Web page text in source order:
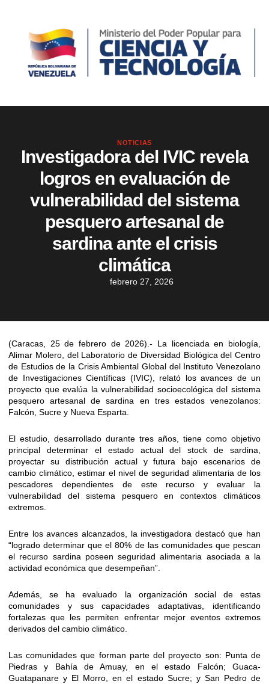
NOTICIAS
Investigadora del IVIC revela
logros en evaluación de
vulnerabilidad del sistema
pesquero artesanal de
sardina ante el crisis
climática
febrero 27, 2026
(Caracas, 25 de febrero de 2026).- La licenciada en biología,
Alimar Molero, del Laboratorio de Diversidad Biológica del Centro
de Estudios de la Crisis Ambiental Global del Instituto Venezolano
de Investigaciones Científicas (IVIC), relató los avances de un
proyecto que evalúa la vulnerabilidad socioecológica del sistema
pesquero artesanal de sardina en tres estados venezolanos:
Falcón, Sucre y Nueva Esparta.
El estudio, desarrollado durante tres años, tiene como objetivo
principal determinar el estado actual del stock de sardina,
proyectar su distribución actual y futura bajo escenarios de
cambio climático, estimar el nivel de seguridad alimentaria de los
pescadores dependientes de este recurso y evaluar la
vulnerabilidad del sistema pesquero en contextos climáticos
extremos.
Entre los avances alcanzados, la investigadora destacó que han
“logrado determinar que el 80% de las comunidades que pescan
el recurso sardina poseen seguridad alimentaria asociada a la
actividad económica que desempeñan”.
Además, se ha evaluado la organización social de estas
comunidades y sus capacidades adaptativas, identificando
fortalezas que les permiten enfrentar mejor eventos extremos
derivados del cambio climático.
Las comunidades que forman parte del proyecto son: Punta de
Piedras y Bahía de Amuay, en el estado Falcón; Guaca-
Guatapanare y El Morro, en el estado Sucre; y San Pedro de